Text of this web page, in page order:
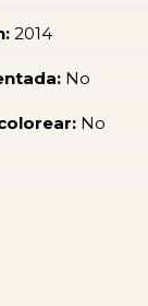
2014
No
No